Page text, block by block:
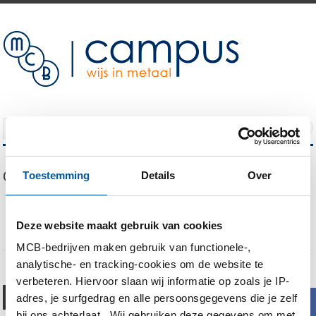
Toestemming Details Over
Deze website maakt gebruik van cookies
MCB-bedrijven maken gebruik van functionele-,
analytische- en tracking-cookies om de website te
verbeteren. Hiervoor slaan wij informatie op zoals je IP-
adres, je surfgedrag en alle persoonsgegevens die je zelf
Our Blog
CSP solar installaties: hoe pas je hittebestendige nikkellegeringen en
Metaalkennis in praktijk: volop vraag naar advies
Titanium: ‘een metaal van de
goden’
b